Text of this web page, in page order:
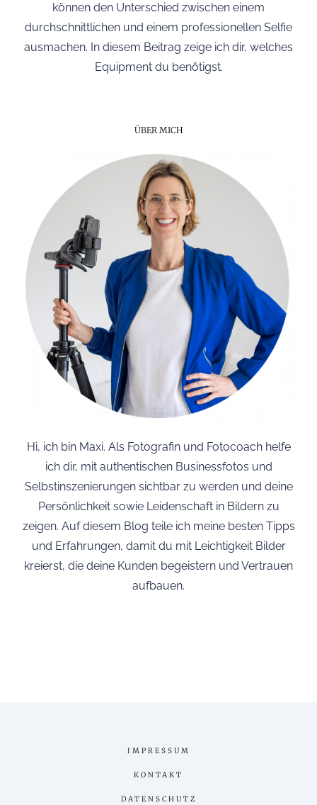
können den Unterschied zwischen einem
durchschnittlichen und einem professionellen Selfie
ausmachen. In diesem Beitrag zeige ich dir, welches
Equipment du benötigst.
ÜBER MICH
Hi, ich bin Maxi. Als Fotografin und Fotocoach helfe
ich dir, mit authentischen Businessfotos und
Selbstinszenierungen sichtbar zu werden und deine
Persönlichkeit sowie Leidenschaft in Bildern zu
zeigen. Auf diesem Blog teile ich meine besten Tipps
und Erfahrungen, damit du mit Leichtigkeit Bilder
kreierst, die deine Kunden begeistern und Vertrauen
aufbauen.
IMPRESSUM
KONTAKT
DATENSCHUTZ